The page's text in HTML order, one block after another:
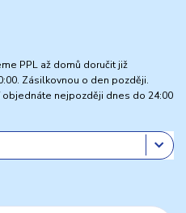
PPL až domů doručit již
Zásilkovnou o den později.
objednáte nejpozději dnes do 24:00